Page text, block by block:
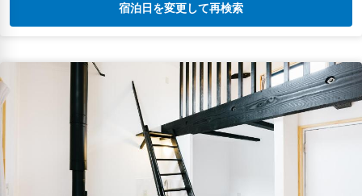
宿泊日を変更して再検索